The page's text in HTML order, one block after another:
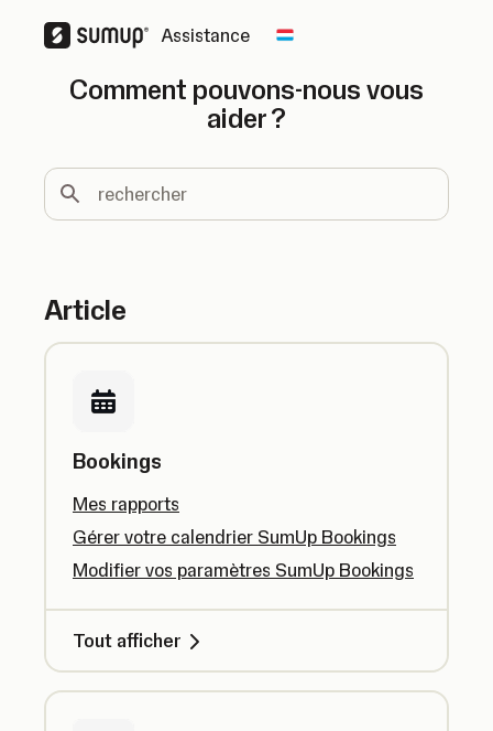
Assistance Change country
Comment pouvons-nous vous
aider ?
rechercher
Article
Bookings
Mes rapports
Gérer votre calendrier SumUp Bookings
Modifier vos paramètres SumUp Bookings
Tout afficher